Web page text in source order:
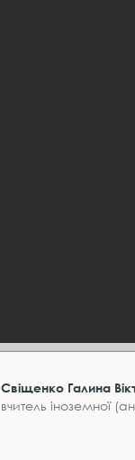
Свіщенко Галина
вчитель іноземної